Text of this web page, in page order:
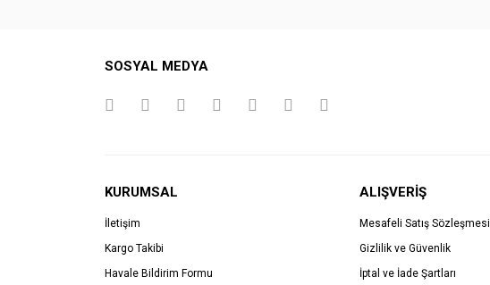
SOSYAL MEDYA
KURUMSAL
İletişim
Kargo Takibi
Havale Bildirim Formu
ALIŞVERİŞ
Mesafeli Satış Sözleşmesi
Gizlilik ve Güvenlik
İptal ve İade Şartları